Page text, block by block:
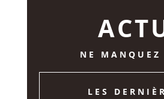
NE MANQUEZ
LES